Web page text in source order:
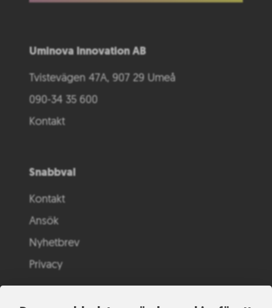
Uminova Innovation AB
Tvistevägen 47A, 907 29 Umeå
090-34 35 600
Kontakt
Snabbval
Kontakt
Ansök
Nyhetbrev
Privacy